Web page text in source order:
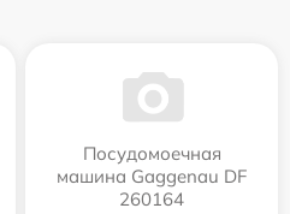
Посудомоечная
машина Gaggenau DF
260164